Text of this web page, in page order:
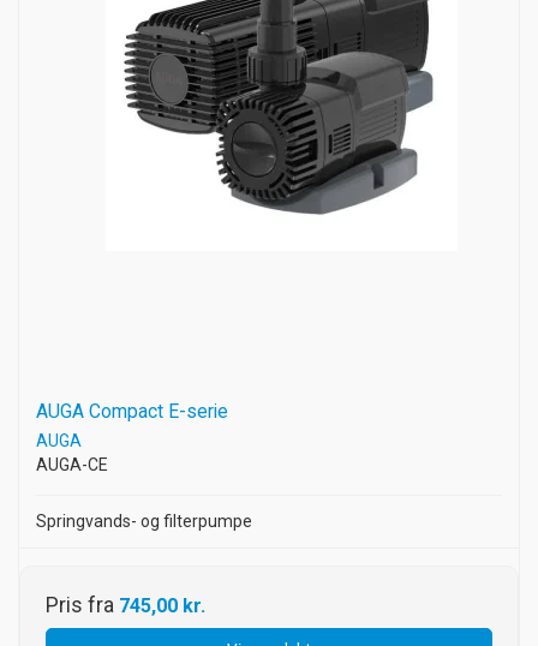
AUGA Compact E-serie
AUGA
AUGA-CE
Springvands- og filterpumpe
Pris fra 745,00 kr.